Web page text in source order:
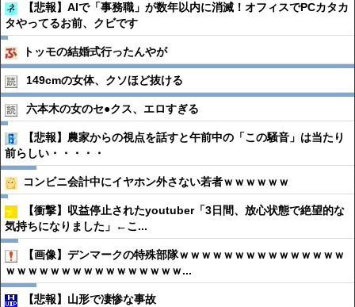
【悲報】AIで「事務職」が数年以内に消滅！オフィスでPCカタカ
タやってるお前、クビです
トッモの結婚式行ったんやが
149cmの女体、クソほど抜ける
六本木の女のセ●︎クス、エロすぎる
【悲報】農家からの視点を話すと午前中の「この騒音」は当たり
前らしい・・・・・
コンビニ会計中にイヤホン外さない若者ｗｗｗｗｗｗ
【衝撃】収益停止されたyoutuber「3日間、放心状態で絶望的な
気持ちになりました」←こ...
【画像】デンマークの特殊部隊ｗｗｗｗｗｗｗｗｗｗｗｗｗｗｗ
ｗｗｗｗｗｗｗｗｗｗｗｗｗｗｗｗ...
【悲報】山形で凄惨な事故